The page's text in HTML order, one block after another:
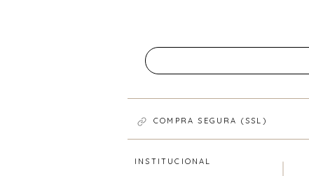
COMPRA SEGURA (SSL)
INSTITUCIONAL